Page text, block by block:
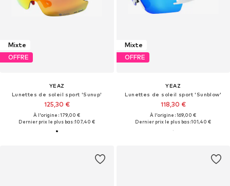
Mixte
OFFRE
YEAZ
Lunettes de soleil sport 'Sunup'
125,30 €
À l'origine : 179,00 €
Dernier prix le plus bas :107,40 €
Mixte
OFFRE
YEAZ
Lunettes de soleil sport 'Sunblow'
118,30 €
À l'origine : 169,00 €
Dernier prix le plus bas :101,40 €